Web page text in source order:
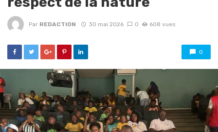
Par REDACTION 30 mai 2026 0 608 vues
0